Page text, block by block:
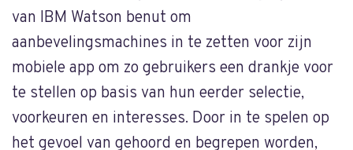
van IBM Watson benut om
aanbevelingsmachines in te zetten voor zijn
mobiele app om zo gebruikers een drankje voor
te stellen op basis van hun eerder selectie,
voorkeuren en interesses. Door in te spelen op
het gevoel van gehoord en begrepen worden,